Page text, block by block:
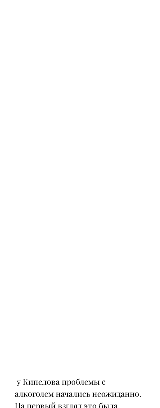
алкоголем начались неожиданно.
На первый взгляд это была